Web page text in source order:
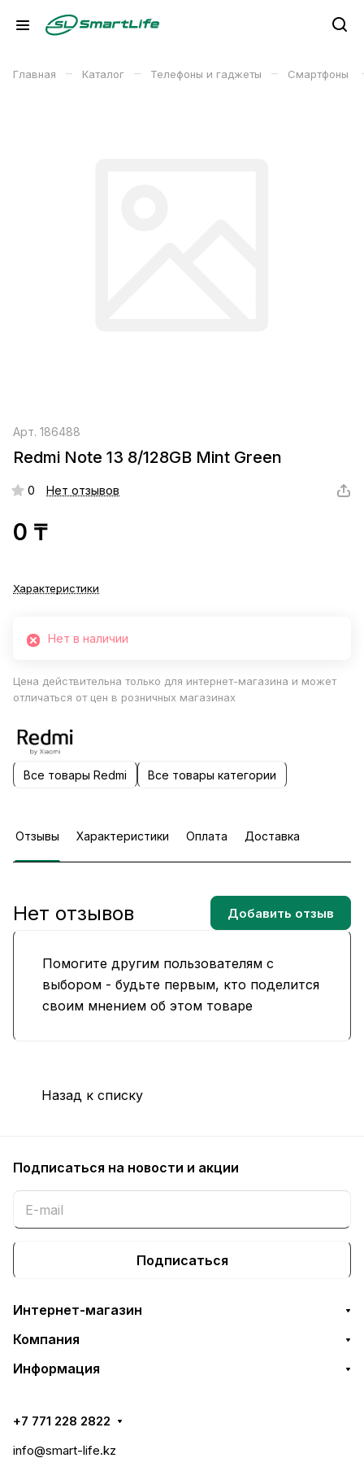
Главная – Каталог – Телефоны и гаджеты – Смартфоны
Арт. 186488
Redmi Note 13 8/128GB Mint Green
0 Нет отзывов
0 ₸
Характеристики
Нет в наличии
Цена действительна только для интернет-магазина и может
отличаться от цен в розничных магазинах
Все товары Redmi Все товары категории
Отзывы Характеристики Оплата Доставка
Помогите другим пользователям с
выбором - будьте первым, кто поделится
своим мнением об этом товаре
Нет отзывов Добавить отзыв
Назад к списку
Подписаться на новости и акции
Подписаться
Интернет-магазин
Компания
Информация
+7 771 228 2822
info@smart-life.kz